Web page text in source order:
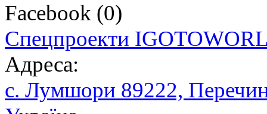
Facebook (0)
Спецпроекти
Адреса:
с. Лумшори 89222,